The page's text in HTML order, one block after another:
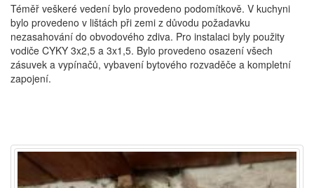
Téměř veškeré vedení bylo provedeno podomítkově. V kuchyni
bylo provedeno v lištách při zemi z důvodu požadavku
nezasahování do obvodového zdiva. Pro instalaci byly použity
vodiče CYKY 3x2,5 a 3x1,5. Bylo provedeno osazení všech
zásuvek a vypínačů, vybavení bytového rozvaděče a kompletní
zapojení.